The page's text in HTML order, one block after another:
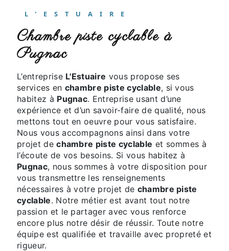
L'ESTUAIRE
chambre piste cyclable à
Pugnac
L’entreprise L'Estuaire vous propose ses
services en chambre piste cyclable, si vous
habitez à Pugnac. Entreprise usant d’une
expérience et d’un savoir-faire de qualité, nous
mettons tout en oeuvre pour vous satisfaire.
Nous vous accompagnons ainsi dans votre
projet dechambre piste cyclable et sommes à
l’écoute de vos besoins. Si vous habitez à
Pugnac, nous sommes à votre disposition pour
vous transmettre les renseignements
nécessaires à votre projet de chambre piste
cyclable. Notre métier est avant tout notre
passion et le partager avec vous renforce
encore plus notre désir de réussir. Toute notre
équipe est qualifiée et travaille avec propreté et
rigueur.